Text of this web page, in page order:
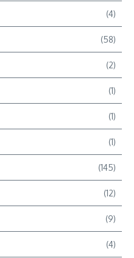
(4)
(58)
(2)
(1)
(1)
(1)
(145)
(12)
(9)
(4)